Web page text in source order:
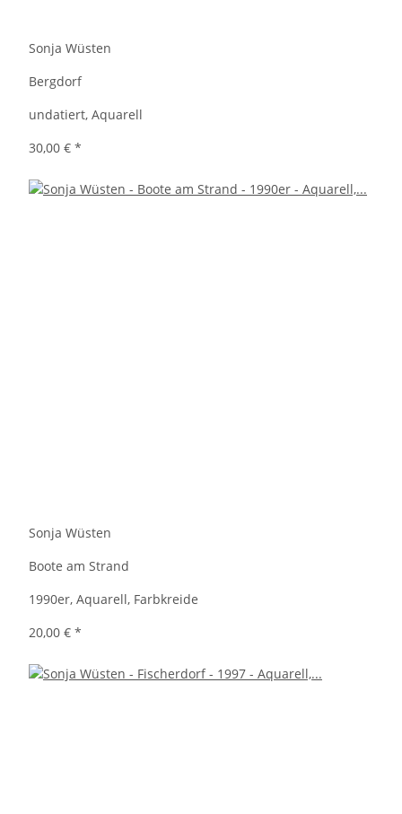
Sonja Wüsten
Bergdorf
undatiert, Aquarell
30,00 € *
Sonja Wüsten
Boote am Strand
1990er, Aquarell, Farbkreide
20,00 € *